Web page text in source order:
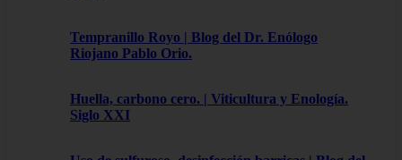
Tempranillo Royo | Blog del Dr. Enólogo
Riojano Pablo Orio.
Huella, carbono cero. | Viticultura y Enología.
Siglo XXI